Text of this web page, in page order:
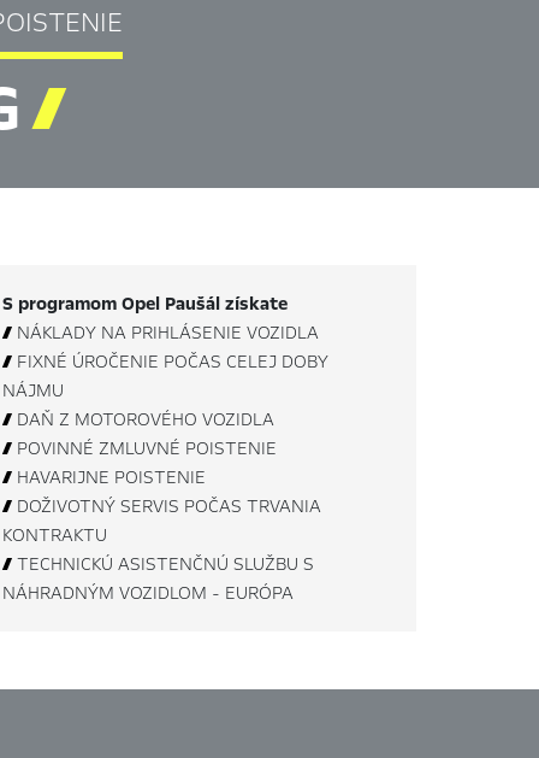

S programom Opel Paušál získate
 NÁKLADY NA PRIHLÁSENIE VOZIDLA
 FIXNÉ ÚROČENIE POČAS CELEJ DOBY
NÁJMU
 DAŇ Z MOTOROVÉHO VOZIDLA
 POVINNÉ ZMLUVNÉ POISTENIE
 HAVARIJNE POISTENIE
 DOŽIVOTNÝ SERVIS POČAS TRVANIA
KONTRAKTU
 TECHNICKÚ ASISTENČNÚ SLUŽBU S
NÁHRADNÝM VOZIDLOM - EURÓPA